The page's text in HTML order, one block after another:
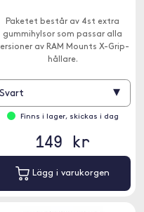
Paketet består av 4st extra
gummihylsor som passar alla
av RAM Mounts X-Grip-
hållare.
Svart ▾
Finns i lager, skickas i dag
149 kr
Lägg i varukorgen